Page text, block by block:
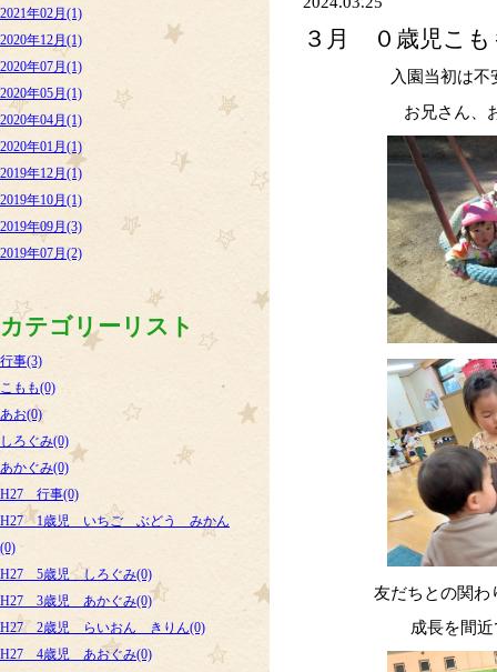
３月 ０歳児こ
入園当初は
お兄さん、
友だちとの関わ
成長を間
2021年02月(1)
2020年12月(1)
2020年07月(1)
2020年05月(1)
2020年04月(1)
2020年01月(1)
2019年12月(1)
2019年10月(1)
2019年09月(3)
2019年07月(2)
カテゴリーリスト
行事(3)
こもも(0)
あお(0)
しろぐみ(0)
あかぐみ(0)
H27 行事(0)
H27 1歳児 いちご ぶどう みかん
(0)
H27 5歳児 しろぐみ(0)
H27 3歳児 あかぐみ(0)
H27 2歳児 らいおん きりん(0)
H27 4歳児 あおぐみ(0)